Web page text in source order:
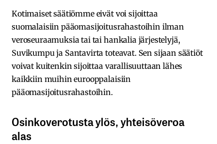
Kotimaiset säätiömme eivät voi sijoittaa
suomalaisiin pääomasijoitusrahastoihin ilman
veroseuraamuksia tai tai hankalia järjestelyjä,
Suvikumpu ja Santavirta toteavat. Sen sijaan säätiöt
voivat kuitenkin sijoittaa varallisuuttaan lähes
kaikkiin muihin eurooppalaisiin
pääomasijoitusrahastoihin.
Osinkoverotusta ylös, yhteisöveroa
alas